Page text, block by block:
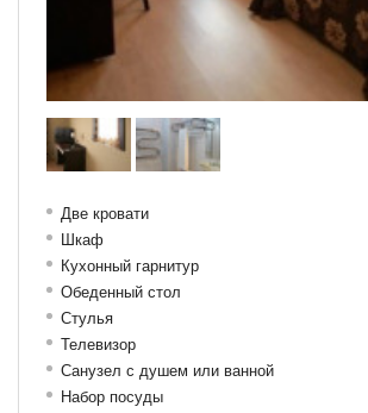
Две кровати
Шкаф
Кухонный гарнитур
Обеденный стол
Стулья
Телевизор
Санузел с душем или ванной
Набор посуды